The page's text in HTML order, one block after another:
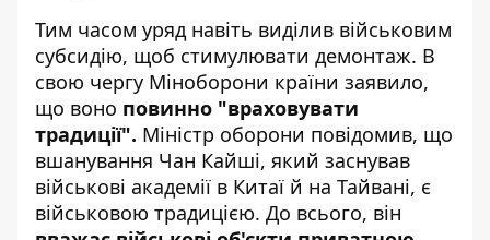
Тим часом уряд навіть виділив військовим
субсидію, щоб стимулювати демонтаж. В
свою чергу Міноборони країни заявило,
що воно повинно "враховувати
традиції". Міністр оборони повідомив, що
вшанування Чан Кайші, який заснував
військові академії в Китаї й на Тайвані, є
військовою традицією. До всього, він